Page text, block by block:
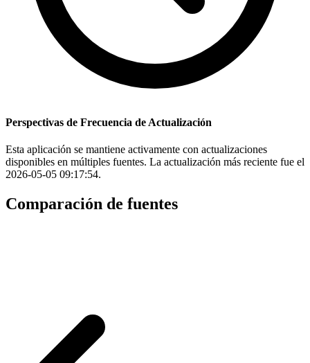
Perspectivas de Frecuencia de Actualización
Esta aplicación se mantiene activamente con actualizaciones
disponibles en múltiples fuentes. La actualización más reciente fue el
2026-05-05 09:17:54.
Comparación de fuentes